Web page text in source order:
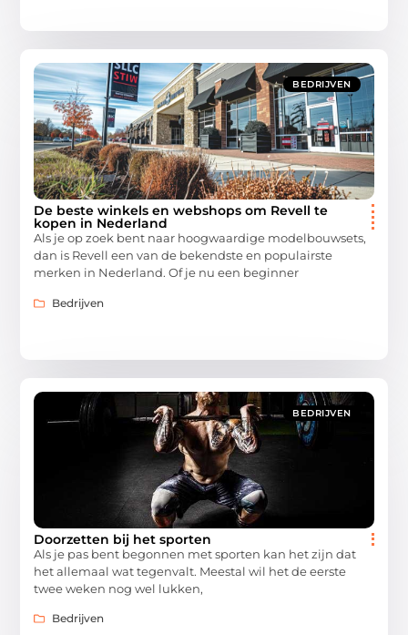
BEDRIJVEN
De beste winkels en webshops om Revell te
kopen in Nederland
Als je op zoek bent naar hoogwaardige modelbouwsets,
dan is Revell een van de bekendste en populairste
merken in Nederland. Of je nu een beginner
Bedrijven
BEDRIJVEN
Doorzetten bij het sporten
Als je pas bent begonnen met sporten kan het zijn dat
het allemaal wat tegenvalt. Meestal wil het de eerste
twee weken nog wel lukken,
Bedrijven